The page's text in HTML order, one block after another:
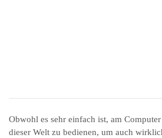
Obwohl es sehr einfach ist, am
dieser Welt zu bedienen, um auch